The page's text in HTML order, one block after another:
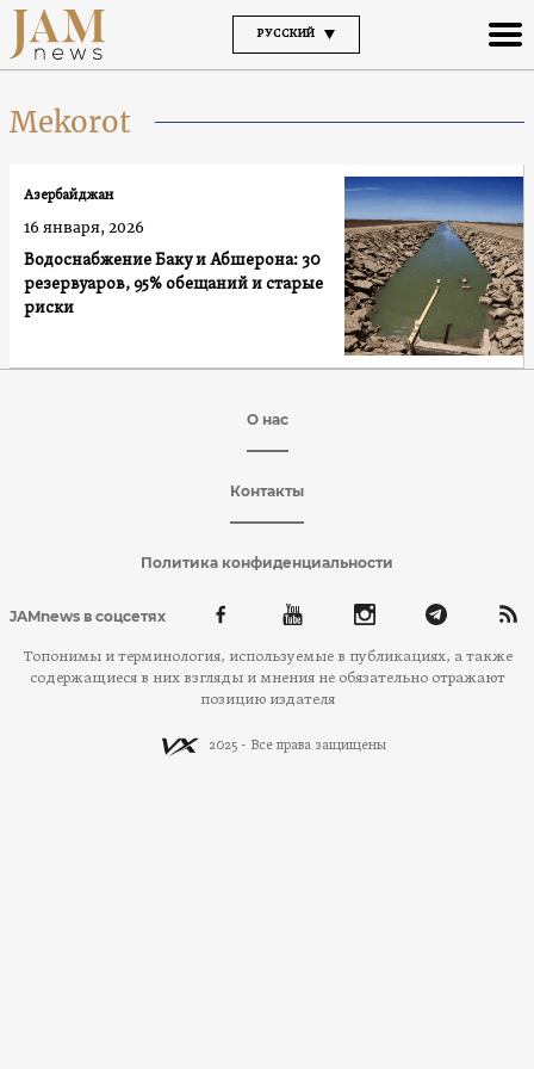
РУССКИЙ
Mekorot
Водоснабжение Баку и Абшерона: 30
резервуаров, 95% обещаний и старые
риски
Азербайджан
16 января, 2026
О нас
Контакты
Политика конфиденциальности
JAMnews в соцсетях
Топонимы и терминология, используемые в публикациях, а также
содержащиеся в них взгляды и мнения не обязательно отражают
позицию издателя
2025 - Все права защищены